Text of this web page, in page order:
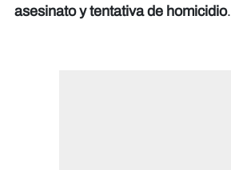
asesinato y tentativa de homicidio.